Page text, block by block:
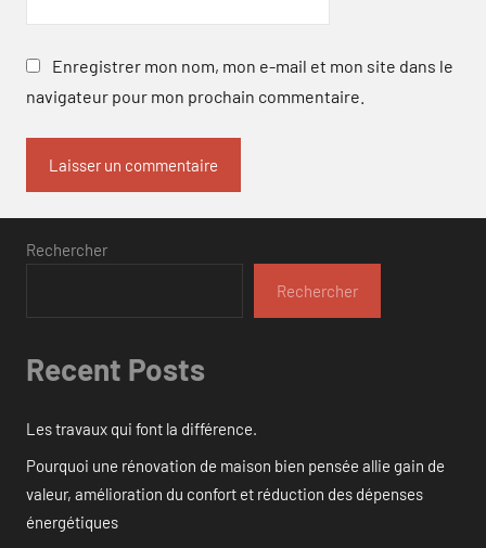
Enregistrer mon nom, mon e-mail et mon site dans le
navigateur pour mon prochain commentaire.
Rechercher
Rechercher
Recent Posts
Les travaux qui font la différence.
Pourquoi une rénovation de maison bien pensée allie gain de
valeur, amélioration du confort et réduction des dépenses
énergétiques